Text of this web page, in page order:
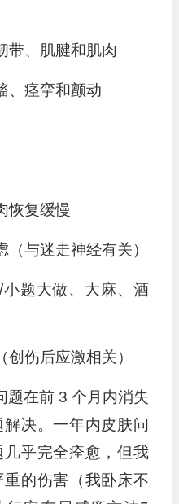
带、肌腱和肌肉
、痉挛和颤动
恢复缓慢
（与迷走神经有关）
题大做、大麻、酒
创伤后应激相关）
题在前 3 个月内消失
决。一年内皮肤问
乎完全痊愈，但我
的伤害（我卧床不